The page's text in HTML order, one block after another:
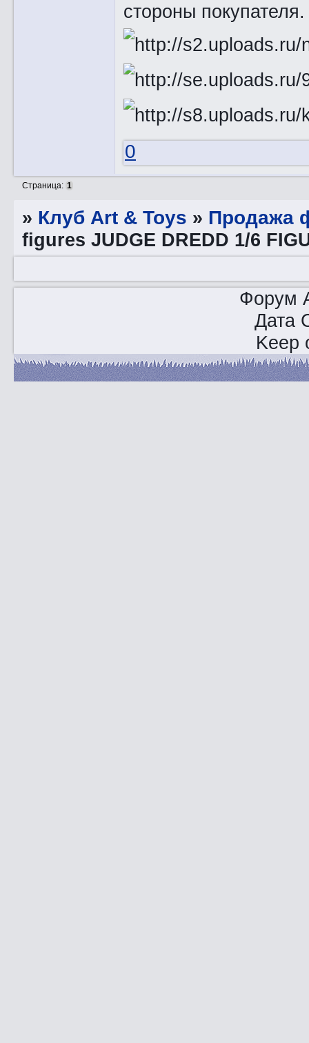
стороны покупателя.
0
Страница: 1
» Клуб Art & Toys » Продажа
figures JUDGE DREDD 1/6
Форум
Дата
Keep